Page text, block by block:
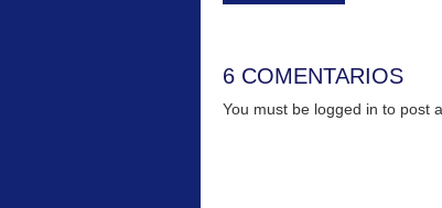
6 COMENTARIOS
You must be logged in to post